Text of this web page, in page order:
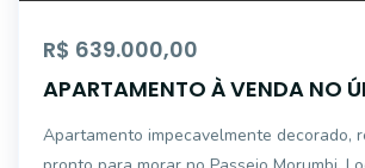
R$ 639.000,00
APARTAMENTO À VENDA NO
2 VAGAS - VILA ANDRADE
Apartamento impecavelmente decorado,